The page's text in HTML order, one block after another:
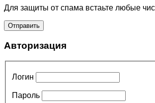
Для защиты от спама встаьте любые
Авторизация
Логин
Пароль